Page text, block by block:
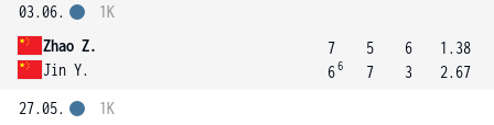
03.06.
Zhao Z.
Jin Y.
1K
7
66
5
7
6
3
1.38
2.67
27.05.
1K